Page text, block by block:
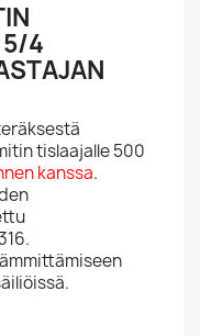
4
tislaajalle 500
kanssa.